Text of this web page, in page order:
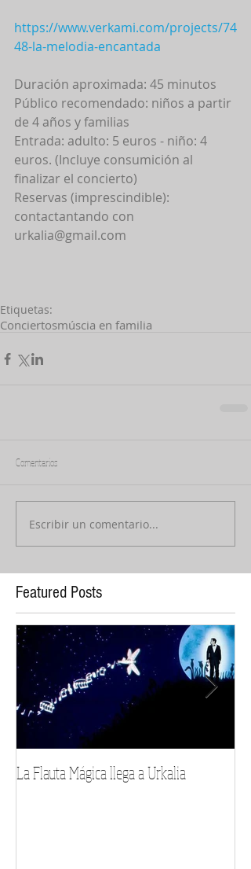
https://www.verkami.com/projects/74
48-la-melodia-encantada
Duración aproximada: 45 minutos
Público recomendado: niños a partir
de 4 años y familias
Entrada: adulto: 5 euros - niño: 4
euros. (Incluye consumición al
finalizar el concierto)
Reservas (imprescindible):
contactantando con
urkalia@gmail.com
Etiquetas:
Conciertosmúscia en familia
Comentarios
Escribir un comentario...
Featured Posts
La Flauta Mágica llega a Urkalia